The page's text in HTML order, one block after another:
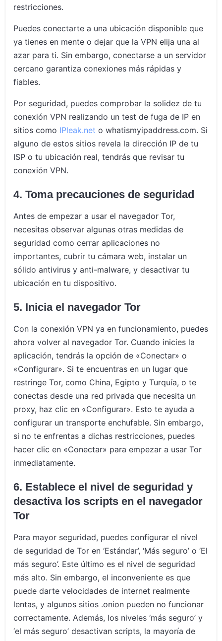
restricciones.
Puedes conectarte a una ubicación disponible que
ya tienes en mente o dejar que la VPN elija una al
azar para ti. Sin embargo, conectarse a un servidor
cercano garantiza conexiones más rápidas y
fiables.
Por seguridad, puedes comprobar la solidez de tu
conexión VPN realizando un test de fuga de IP en
sitios como IPleak.net o whatismyipaddress.com. Si
alguno de estos sitios revela la dirección IP de tu
ISP o tu ubicación real, tendrás que revisar tu
conexión VPN.
4. Toma precauciones de seguridad
Antes de empezar a usar el navegador Tor,
necesitas observar algunas otras medidas de
seguridad como cerrar aplicaciones no
importantes, cubrir tu cámara web, instalar un
sólido antivirus y anti-malware, y desactivar tu
ubicación en tu dispositivo.
5. Inicia el navegador Tor
Con la conexión VPN ya en funcionamiento, puedes
ahora volver al navegador Tor. Cuando inicies la
aplicación, tendrás la opción de «Conectar» o
«Configurar». Si te encuentras en un lugar que
restringe Tor, como China, Egipto y Turquía, o te
conectas desde una red privada que necesita un
proxy, haz clic en «Configurar». Esto te ayuda a
configurar un transporte enchufable. Sin embargo,
si no te enfrentas a dichas restricciones, puedes
hacer clic en «Conectar» para empezar a usar Tor
inmediatamente.
6. Establece el nivel de seguridad y
desactiva los scripts en el navegador
Tor
Para mayor seguridad, puedes configurar el nivel
de seguridad de Tor en ‘Estándar’, ‘Más seguro’ o ‘El
más seguro’. Este último es el nivel de seguridad
más alto. Sin embargo, el inconveniente es que
puede darte velocidades de internet realmente
lentas, y algunos sitios .onion pueden no funcionar
correctamente. Además, los niveles ‘más seguro’ y
‘el más seguro’ desactivan scripts, la mayoría de